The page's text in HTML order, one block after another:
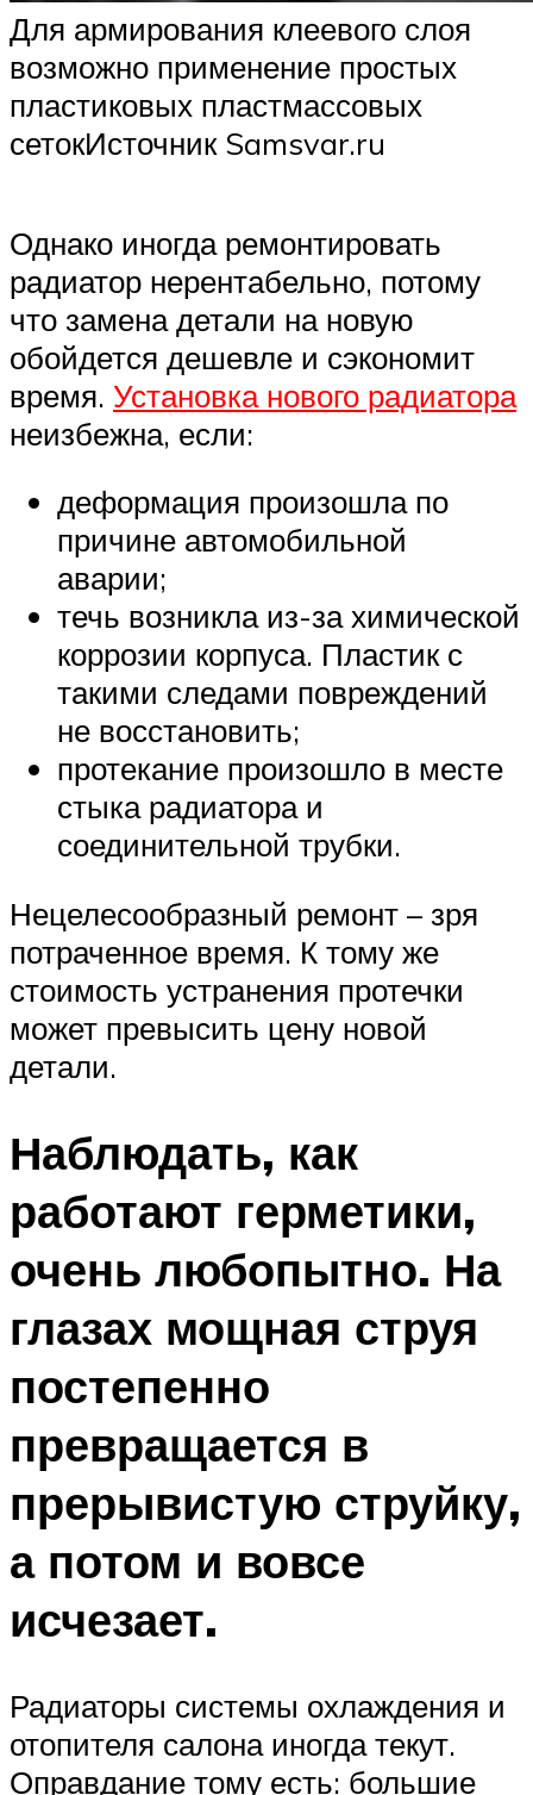
Для армирования клеевого слоя
возможно применение простых
пластиковых пластмассовых
сетокИсточник Samsvar.ru
Однако иногда ремонтировать
радиатор нерентабельно, потому
что замена детали на новую
обойдется дешевле и сэкономит
время. Установка нового радиатора
неизбежна, если:
деформация произошла по
причине автомобильной
аварии;
течь возникла из-за химической
коррозии корпуса. Пластик с
такими следами повреждений
не восстановить;
протекание произошло в месте
стыка радиатора и
соединительной трубки.
Нецелесообразный ремонт – зря
потраченное время. К тому же
стоимость устранения протечки
может превысить цену новой
детали.
Наблюдать, как
работают герметики,
очень любопытно. На
глазах мощная струя
постепенно
превращается в
прерывистую струйку,
а потом и вовсе
исчезает.
Радиаторы системы охлаждения и
отопителя салона иногда текут.
Оправдание тому есть: большие